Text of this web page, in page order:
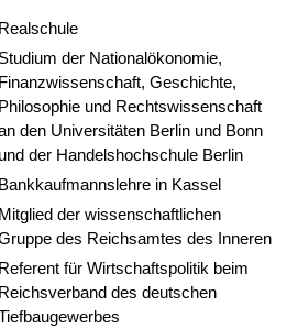
Realschule
Studium der Nationalökonomie,
Finanzwissenschaft, Geschichte,
Philosophie und Rechtswissenschaft
den Universitäten Berlin und Bonn
und der Handelshochschule Berlin
Bankkaufmannslehre in Kassel
Mitglied der wissenschaftlichen
des Reichsamtes des Inneren
Referent für Wirtschaftspolitik beim
Reichsverband des deutschen